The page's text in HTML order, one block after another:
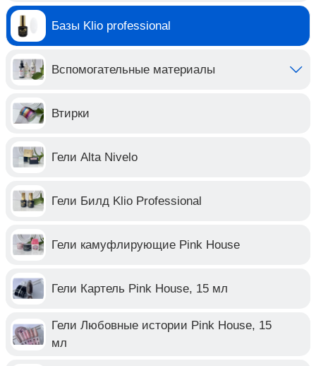
Базы Klio professional
Вспомогательные материалы
Втирки
Гели Alta Nivelo
Гели Билд Klio Professional
Гели камуфлирующие Pink House
Гели Картель Pink House, 15 мл
Гели Любовные истории Pink House, 15
мл